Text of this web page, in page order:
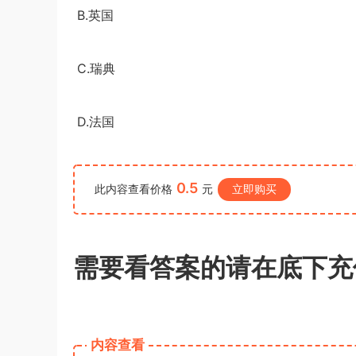
B.英国
C.瑞典
D.法国
此内容查看价格 0.5 元 立即购买
需要看答案的请在底下
内容查看
u*******登录了本站